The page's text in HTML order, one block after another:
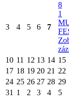
3 4 5 6 7
8
1
10 11 12 13 14 15
17 18 19 20 21 22
24 25 26 27 28 29
31 1 2 3 4 5